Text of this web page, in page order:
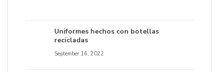
Uniformes hechos con botellas
recicladas
September 16, 2022